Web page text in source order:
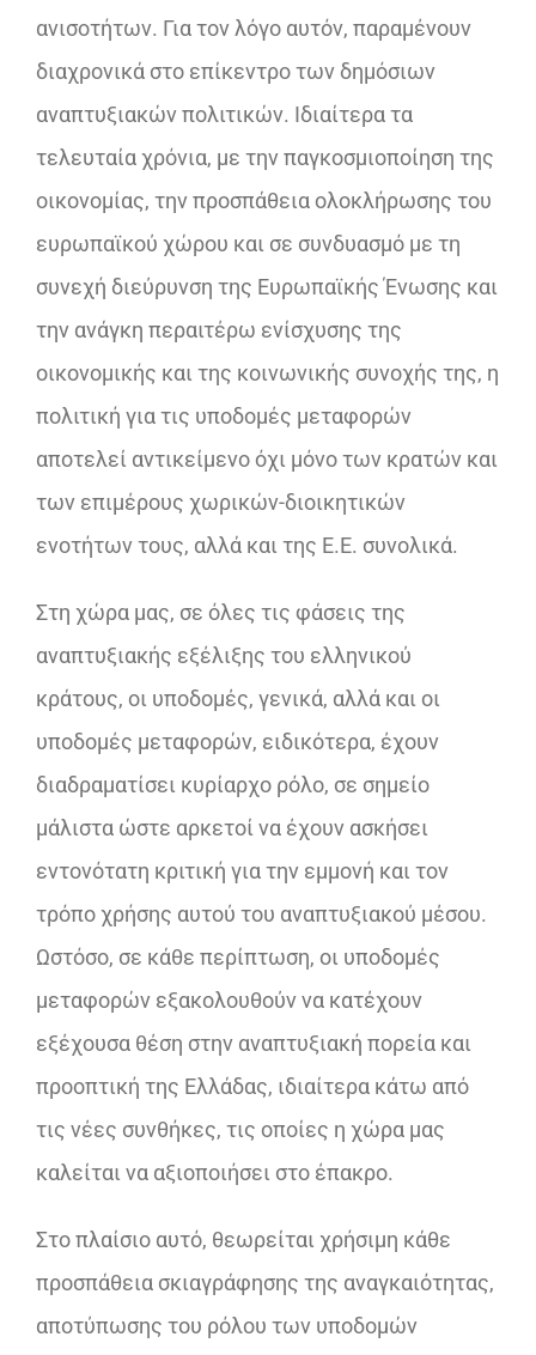
ανισοτήτων. Για τον λόγο αυτόν, παραμένουν
διαχρονικά στο επίκεντρο των δημόσιων
αναπτυξιακών πολιτικών. Ιδιαίτερα τα
τελευταία χρόνια, με την παγκοσμιοποίηση της
οικονομίας, την προσπάθεια ολοκλήρωσης του
ευρωπαϊκού χώρου και σε συνδυασμό με τη
συνεχή διεύρυνση της Ευρωπαϊκής Ένωσης και
την ανάγκη περαιτέρω ενίσχυσης της
οικονομικής και της κοινωνικής συνοχής της, η
πολιτική για τις υποδομές μεταφορών
αποτελεί αντικείμενο όχι μόνο των κρατών και
των επιμέρους χωρικών-διοικητικών
ενοτήτων τους, αλλά και της E.E. συνολικά.
Στη χώρα μας, σε όλες τις φάσεις της
αναπτυξιακής εξέλιξης του ελληνικού
κράτους, οι υποδομές, γενικά, αλλά και οι
υποδομές μεταφορών, ειδικότερα, έχουν
διαδραματίσει κυρίαρχο ρόλο, σε σημείο
μάλιστα ώστε αρκετοί να έχουν ασκήσει
εντονότατη κριτική για την εμμονή και τον
τρόπο χρήσης αυτού του αναπτυξιακού μέσου.
Ωστόσο, σε κάθε περίπτωση, οι υποδομές
μεταφορών εξακολουθούν να κατέχουν
εξέχουσα θέση στην αναπτυξιακή πορεία και
προοπτική της Ελλάδας, ιδιαίτερα κάτω από
τις νέες συνθήκες, τις οποίες η χώρα μας
καλείται να αξιοποιήσει στο έπακρο.
Στο πλαίσιο αυτό, θεωρείται χρήσιμη κάθε
προσπάθεια σκιαγράφησης της αναγκαιότητας,
αποτύπωσης του ρόλου των υποδομών